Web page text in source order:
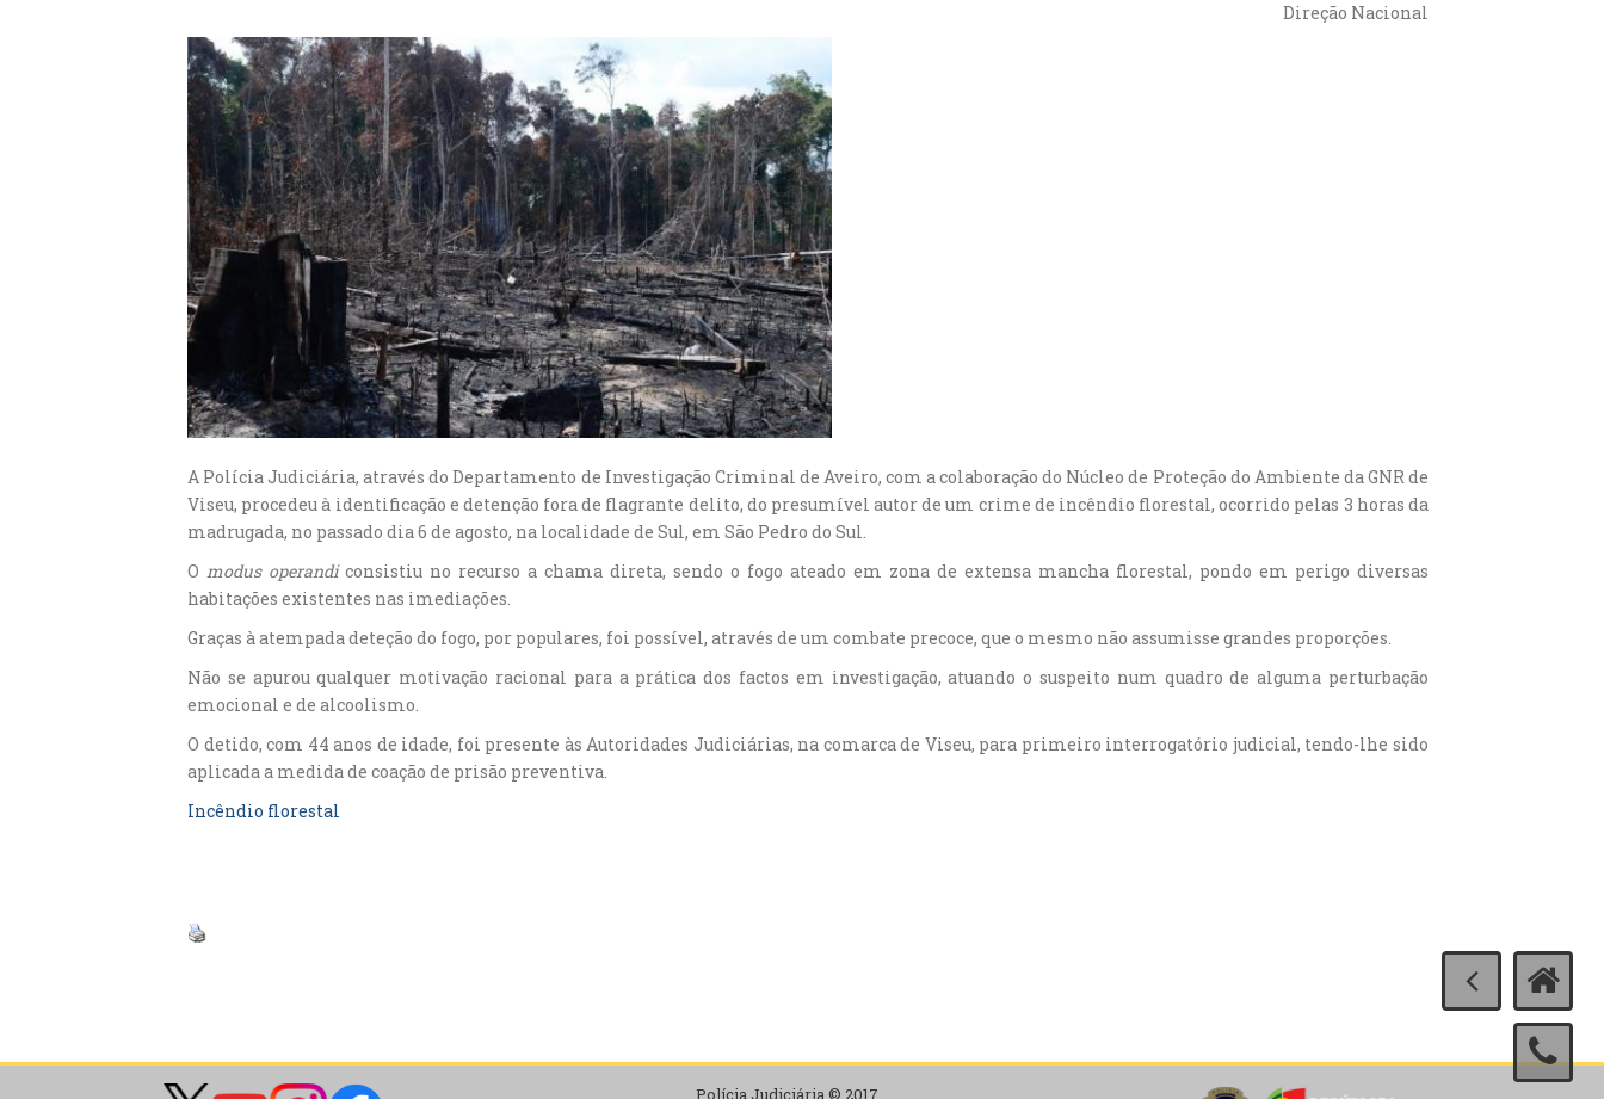
Direção Nacional
A Polícia Judiciária, através do Departamento de Investigação Criminal de Aveiro, com a colaboração do Núcleo de Proteção do Ambiente da GNR de
Viseu, procedeu à identificação e detenção fora de flagrante delito, do presumível autor de um crime de incêndio florestal, ocorrido pelas 3 horas da
madrugada, no passado dia 6 de agosto, na localidade de Sul, em São Pedro do Sul.
O modus operandiconsistiu no recurso a chama direta, sendo o fogo ateado em zona de extensa mancha florestal, pondo em perigo diversas
habitações existentes nas imediações.
Graças à atempada deteção do fogo, por populares, foi possível, através de um combate precoce, que o mesmo não assumisse grandes proporções.
Não se apurou qualquer motivação racional para a prática dos factos em investigação, atuando o suspeito num quadro de alguma perturbação
emocional e de alcoolismo.
O detido, com 44 anos de idade, foi presente às Autoridades Judiciárias, na comarca de Viseu, para primeiro interrogatório judicial, tendo-lhe sido
aplicada a medida de coação de prisão preventiva.
Incêndio florestal